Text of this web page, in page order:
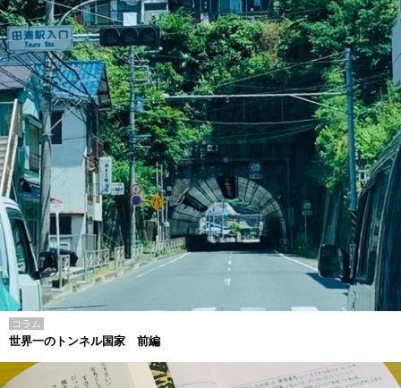
コラム
世界一のトンネル国家 前編